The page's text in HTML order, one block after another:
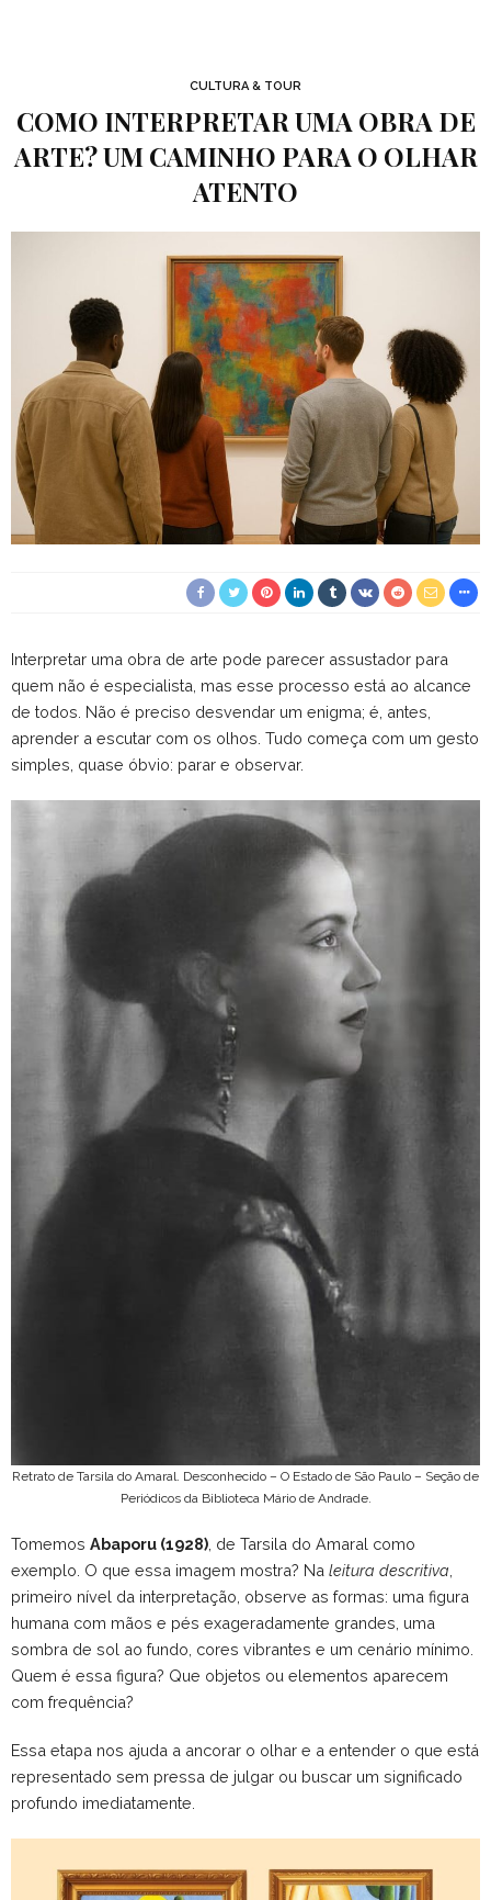
CULTURA & TOUR
COMO INTERPRETAR UMA OBRA DE
ARTE? UM CAMINHO PARA O OLHAR
ATENTO
Interpretar uma obra de arte pode parecer assustador para
quem não é especialista, mas esse processo está ao alcance
de todos. Não é preciso desvendar um enigma; é, antes,
aprender a escutar com os olhos. Tudo começa com um gesto
simples, quase óbvio: parar e observar.
Retrato de Tarsila do Amaral. Desconhecido – O Estado de São Paulo – Seção de
Periódicos da Biblioteca Mário de Andrade.
Tomemos Abaporu (1928) , de Tarsila do Amaral como
exemplo. O que essa imagem mostra? Na leitura descritiva
primeiro nível da interpretação, observe as formas: uma figura
humana com mãos e pés exageradamente grandes, uma
sombra de sol ao fundo, cores vibrantes e um cenário mínimo.
Quem é essa figura? Que objetos ou elementos aparecem
com frequência?
Essa etapa nos ajuda a ancorar o olhar e a entender o que está
representado sem pressa de julgar ou buscar um significado
profundo imediatamente.